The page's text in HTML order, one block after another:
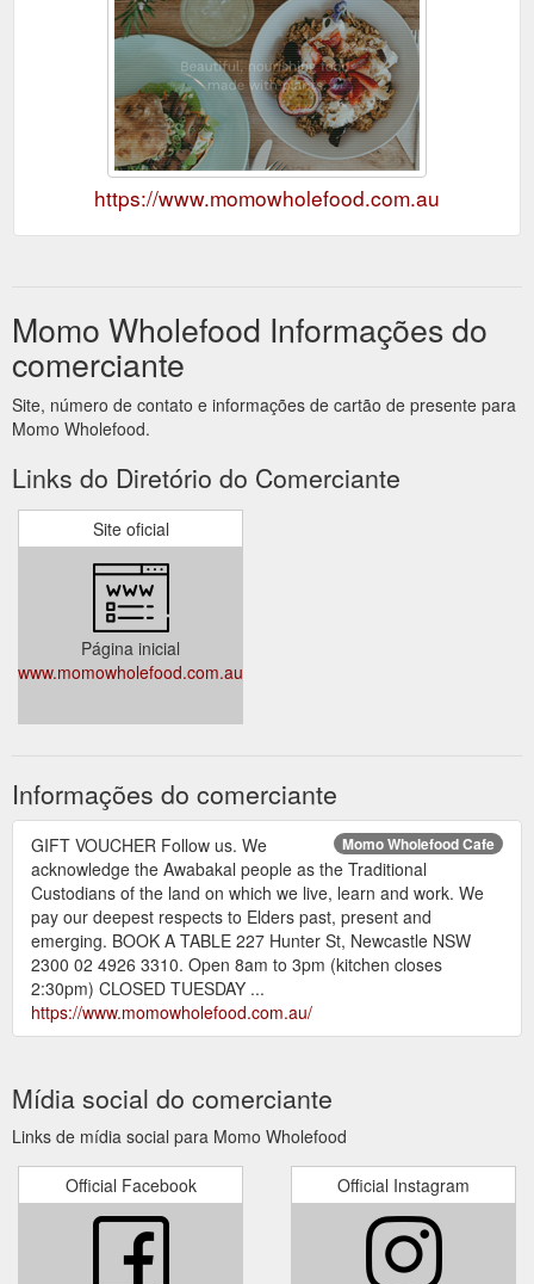
https://www.momowholefood.com.au
Momo Wholefood Informações do
comerciante
Site, número de contato e informações de cartão de presente para
Momo Wholefood.
Links do Diretório do Comerciante
Site oficial
Página inicial
www.momowholefood.com.au
Informações do comerciante
Momo Wholefood Cafe
GIFT VOUCHER Follow us. We
acknowledge the Awabakal people as the Traditional
Custodians of the land on which we live, learn and work. We
pay our deepest respects to Elders past, present and
emerging. BOOK A TABLE 227 Hunter St, Newcastle NSW
2300 02 4926 3310. Open 8am to 3pm (kitchen closes
2:30pm) CLOSED TUESDAY ...
https://www.momowholefood.com.au/
Mídia social do comerciante
Links de mídia social para Momo Wholefood
Official Facebook Official Instagram